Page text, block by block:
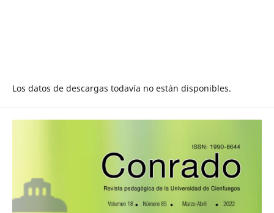
Los datos de descargas todavía no están disponibles.